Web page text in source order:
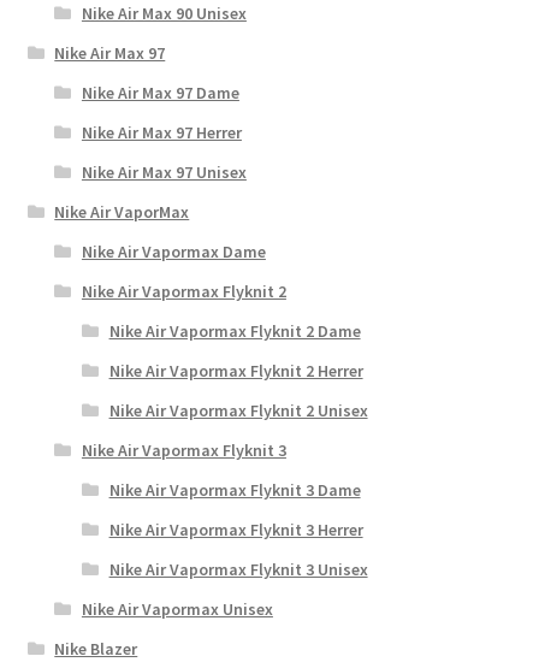
Nike Air Max 90 Unisex
Nike Air Max 97
Nike Air Max 97 Dame
Nike Air Max 97 Herrer
Nike Air Max 97 Unisex
Nike Air VaporMax
Nike Air Vapormax Dame
Nike Air Vapormax Flyknit 2
Nike Air Vapormax Flyknit 2 Dame
Nike Air Vapormax Flyknit 2 Herrer
Nike Air Vapormax Flyknit 2 Unisex
Nike Air Vapormax Flyknit 3
Nike Air Vapormax Flyknit 3 Dame
Nike Air Vapormax Flyknit 3 Herrer
Nike Air Vapormax Flyknit 3 Unisex
Nike Air Vapormax Unisex
Nike Blazer